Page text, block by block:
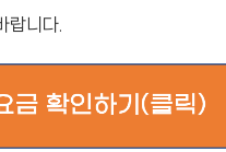
랍니다.